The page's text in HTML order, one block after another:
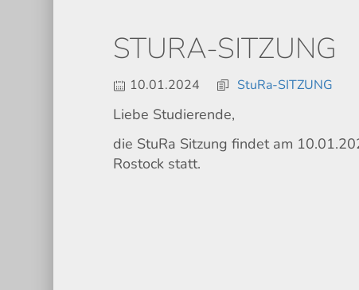
STURA-SITZUNG
10.01.2024 StuRa-SITZUNG
Liebe Studierende,
die StuRa Sitzung findet am
Rostock statt.